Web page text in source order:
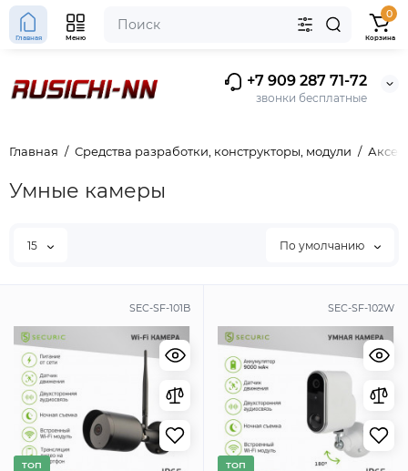
+7 909 287 71-72
звонки бесплатные
Главная Меню
0
Корзина
Главная Средства разработки, конструкторы, модули
Умные камеры
15 По умолчанию
SEC-SF-101B
TОП
SEC-SF-102W
TОП